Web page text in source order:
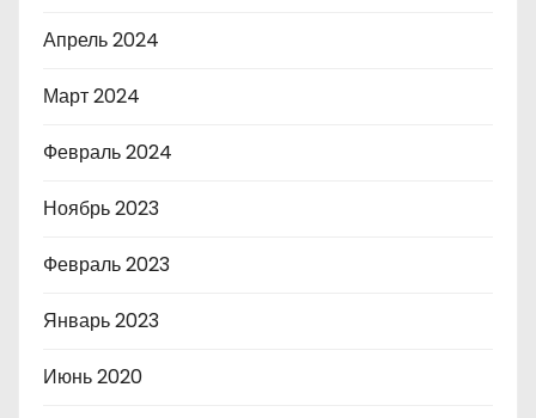
Апрель 2024
Март 2024
Февраль 2024
Ноябрь 2023
Февраль 2023
Январь 2023
Июнь 2020